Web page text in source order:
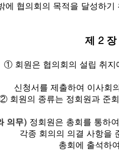
목적을 달성하기 위
제 2 장
① 회원은 협의회의 설립 취지
여 이사회의 승인
정회원과 준회원
의무) 정회원은 총회를 통하
의결 사항을 준수하
총회에 출석하여 발언